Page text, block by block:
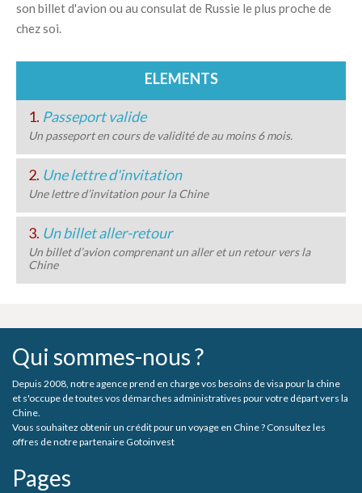
son billet d'avion ou au consulat de Russie le plus proche de
chez soi.
ELEMENTS
1. Passeport valide
Un passeport en cours de validité de au moins 6 mois.
2. Une lettre d'invitation
Une lettre d’invitation pour la Chine
3. Un billet aller-retour
Un billet d’avion comprenant un aller et un retour vers la
Chine
Qui sommes-nous ?
Depuis 2008, notre agence prend en charge vos besoins de visa pour la chine
et s'occupe de toutes vos démarches administratives pour votre départ vers la
Chine.
Vous souhaitez obtenir un crédit pour un voyage en Chine ? Consultez les
offres de notre partenaire Gotoinvest
Pages